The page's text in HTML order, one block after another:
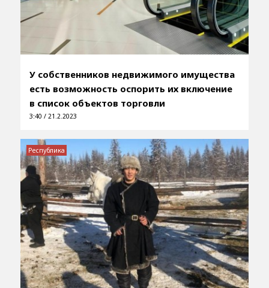
У собственников недвижимого имущества
есть возможность оспорить их включение
в список объектов торговли
3:40 / 21.2.2023
Республика